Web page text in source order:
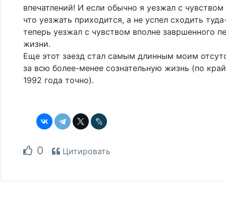
впечатлений! И если обычно я уезжал с
что уезжать приходится, а не успел сходить
теперь уезжал с чувством вполне завршенного
жизни.
Еще этот заезд стал самым длинным моим
за всю более-менее сознательную жизнь (по
1992 года точно).
0 Цитировать